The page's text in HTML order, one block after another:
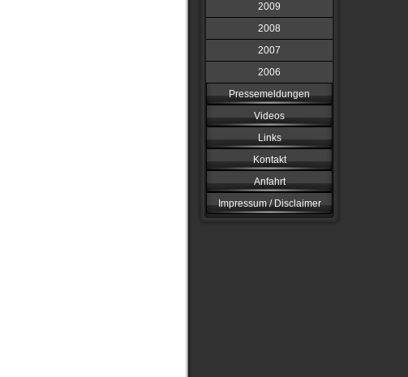
2009
2008
2007
2006
Pressemeldungen
Videos
Links
Kontakt
Anfahrt
Impressum / Disclaimer